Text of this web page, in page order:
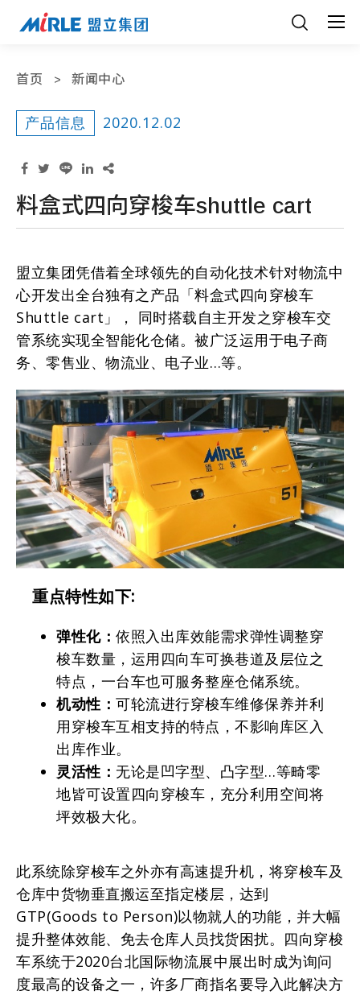
首页 新闻中心
产品信息 2020.12.02
料盒式四向穿梭车shuttle cart
盟立集团凭借着全球领先的自动化技术针对物流中
心开发出全台独有之产品「料盒式四向穿梭车
Shuttle cart」， 同时搭载自主开发之穿梭车交
管系统实现全智能化仓储。被广泛运用于电子商
务、零售业、物流业、电子业…等。
重点特性如下:
弹性化： 依照入出库效能需求弹性调整穿
梭车数量，运用四向车可换巷道及层位之
特点，一台车也可服务整座仓储系统。
机动性： 可轮流进行穿梭车维修保养并利
用穿梭车互相支持的特点，不影响库区入
出库作业。
灵活性： 无论是凹字型、凸字型…等畸零
地皆可设置四向穿梭车，充分利用空间将
坪效极大化。
此系统除穿梭车之外亦有高速提升机，将穿梭车及
仓库中货物垂直搬运至指定楼层，达到
GTP(Goods to Person)以物就人的功能，并大幅
提升整体效能、免去仓库人员找货困扰。四向穿梭
车系统于2020台北国际物流展中展出时成为询问
度最高的设备之一，许多厂商指名要导入此解决方